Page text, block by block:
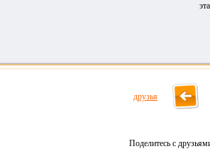
друзья
Поделитесь с